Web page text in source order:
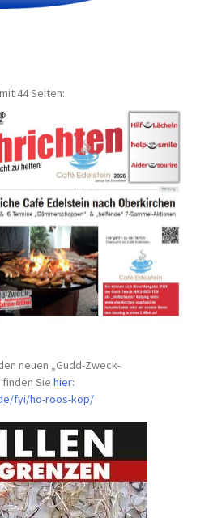
44 Seiten:
neuen „Gudd-Zweck-
finden Siehier:
fyi/ho-roos-kop/